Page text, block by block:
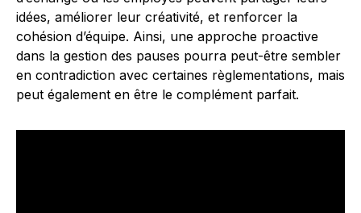
idées, améliorer leur créativité, et renforcer la
cohésion d’équipe. Ainsi, une approche proactive
dans la gestion des pauses pourra peut-être sembler
en contradiction avec certaines règlementations, mais
peut également en être le complément parfait.